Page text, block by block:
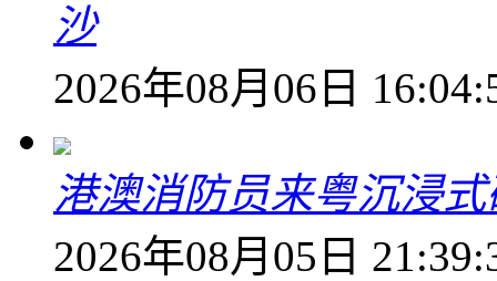
沙
2026年08月06日
港澳消防员来粤沉浸
2026年08月05日